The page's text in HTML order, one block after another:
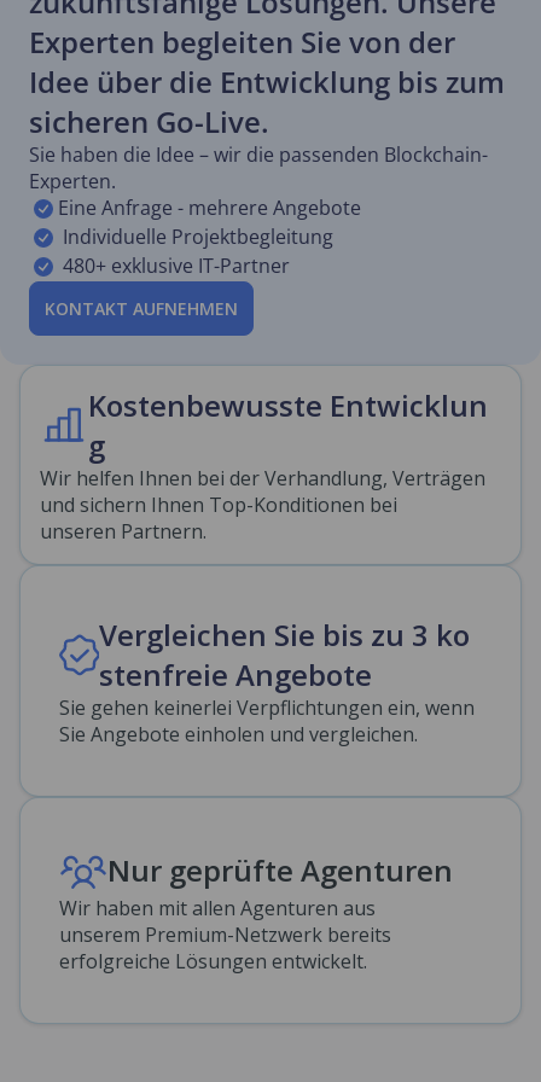
Experten begleiten Sie von der
Idee über die Entwicklung bis zum
sicheren Go-Live.
Sie haben die Idee – wir die passenden Blockchain-
Experten.
Eine Anfrage - mehrere Angebote
Individuelle Projektbegleitung
480+ exklusive IT-Partner
KONTAKT AUFNEHMEN
Kostenbewusste Entwicklun
g
Wir helfen Ihnen bei der Verhandlung, Verträgen
und sichern Ihnen Top-Konditionen bei
unseren Partnern.
Vergleichen Sie bis zu 3 ko
stenfreie Angebote
Sie gehen keinerlei Verpflichtungen ein, wenn
Sie Angebote einholen und vergleichen.
Nur geprüfte Agenturen
Wir haben mit allen Agenturen aus
unserem Premium-Netzwerk bereits
erfolgreiche Lösungen entwickelt.